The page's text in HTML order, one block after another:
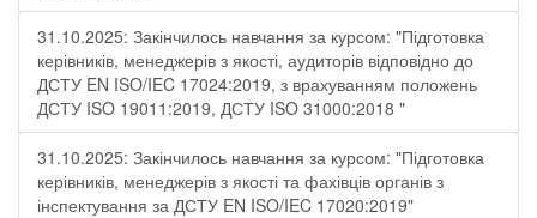
31.10.2025: Закінчилось навчання за курсом: "Підготовка
керівників, менеджерів з якості, аудиторів відповідно до
ДСТУ EN ISO/IEC 17024:2019, з врахуванням положень
ДСТУ ISO 19011:2019, ДСТУ ISO 31000:2018 "
31.10.2025: Закінчилось навчання за курсом: "Підготовка
керівників, менеджерів з якості та фахівців органів з
інспектування за ДСТУ EN ISO/IEC 17020:2019"